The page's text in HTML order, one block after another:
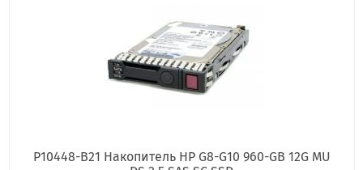
P10448-B21 Накопитель HP G8-G10 960-GB 12G MU